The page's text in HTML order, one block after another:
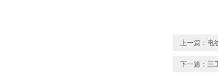
上一篇： 电
下一篇： 三